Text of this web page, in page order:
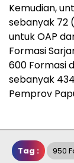
Kemudian,
sebanyak 72
untuk OAP
Formasi
600 Formasi
sebanyak
Pemprov
Tag : 950